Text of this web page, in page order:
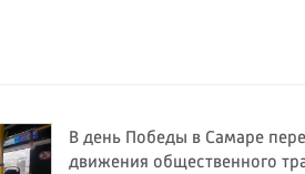
В день Победы в Самаре
движения общественного